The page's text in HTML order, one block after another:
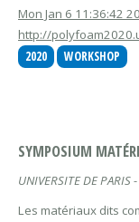
Mon Jan 6 11:36:42
http://
2020
WORKSHOP
SYMPOSIUM
UNIVERSITE DE PARIS
Les matériaux dits